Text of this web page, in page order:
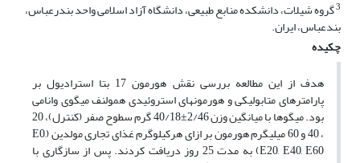
3گروه شیلات، دانشکده منابع طبیعی، دانشگاه آزاد اسلامی واحد بندرعباس،
بندعباس، ایران.
چکیده
هدف از این مطالعه بررسی نقش هورمون 17 بتا استرادیول بر
پارامترهای متابولیکی و هورمون­های استروئیدی همولنف میگوی وانامی
بود. میگوها با میانگین وزن 2/46±40/18 گرم سطوح صفر (کنترل)، 20
، 40 و 60 میلی­گرم هورمون بر ازای هرکیلوگرم غذای تجاری مولدین (E0,
E20, E40, E60) به مدت 25 روز دریافت کردند. پس از سازگاری با